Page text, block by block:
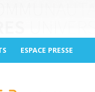
ESPACE PRESSE